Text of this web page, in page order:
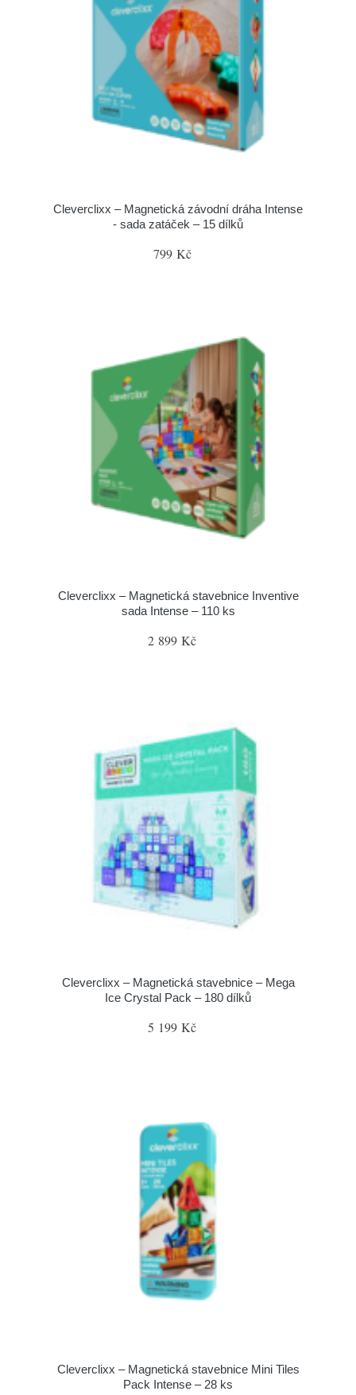
Cleverclixx – Magnetická závodní dráha Intense
- sada zatáček – 15 dílků
799 Kč
Cleverclixx – Magnetická stavebnice Inventive
sada Intense – 110 ks
2 899 Kč
Cleverclixx – Magnetická stavebnice – Mega
Ice Crystal Pack – 180 dílků
5 199 Kč
Cleverclixx – Magnetická stavebnice Mini Tiles
Pack Intense – 28 ks